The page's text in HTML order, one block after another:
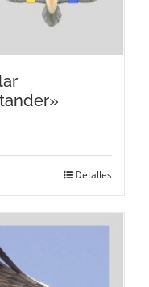
Detalles